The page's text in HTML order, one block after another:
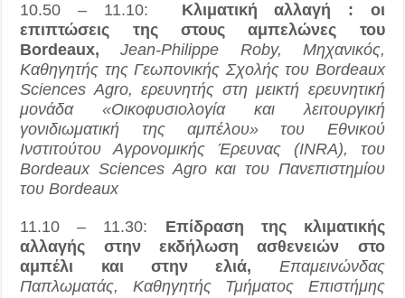
10.50 – 11.10: Κλιματική αλλαγή : οι
επιπτώσεις της στους αμπελώνες του
Bordeaux,Jean-Philippe Roby, Μηχανικός,
Καθηγητής της Γεωπονικής Σχολής του Bordeaux
Sciences Agro, ερευνητής στη μεικτή ερευνητική
μονάδα «Οικοφυσιολογία και λειτουργική
γονιδιωματική της αμπέλου» του Εθνικού
Ινστιτούτου Αγρονομικής Έρευνας (INRA), του
Bordeaux Sciences Agro και του Πανεπιστημίου
του Bordeaux
11.10 – 11.30: Επίδραση της κλιματικής
αλλαγής στην εκδήλωση ασθενειών στο
αμπέλι και στην ελιά, Επαμεινώνδας
Παπλωματάς, Καθηγητής Τμήματος Επιστήμης